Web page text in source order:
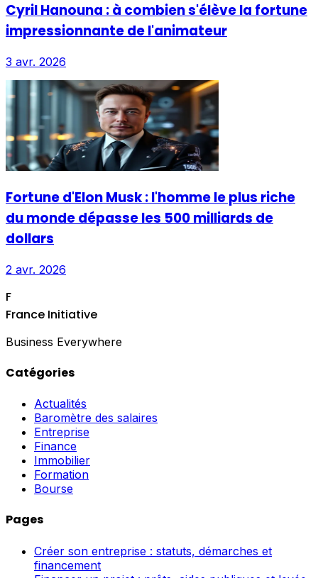
Cyril Hanouna : à combien s'élève la fortune
impressionnante de l'animateur
3 avr. 2026
Fortune d'Elon Musk : l'homme le plus riche
du monde dépasse les 500 milliards de
dollars
2 avr. 2026
F
France Initiative
Business Everywhere
Catégories
Actualités
Baromètre des salaires
Entreprise
Finance
Immobilier
Formation
Bourse
Pages
Créer son entreprise : statuts, démarches et
financement